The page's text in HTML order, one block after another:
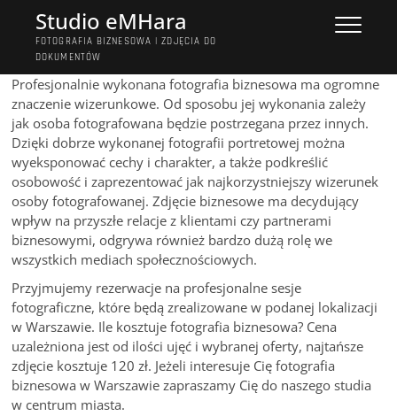
Studio eMHara
FOTOGRAFIA BIZNESOWA | ZDJĘCIA DO
DOKUMENTÓW
Profesjonalnie wykonana fotografia biznesowa ma ogromne
znaczenie wizerunkowe. Od sposobu jej wykonania zależy
jak osoba fotografowana będzie postrzegana przez innych.
Dzięki dobrze wykonanej fotografii portretowej można
wyeksponować cechy i charakter, a także podkreślić
osobowość i zaprezentować jak najkorzystniejszy wizerunek
osoby fotografowanej. Zdjęcie biznesowe ma decydujący
wpływ na przyszłe relacje z klientami czy partnerami
biznesowymi, odgrywa również bardzo dużą rolę we
wszystkich mediach społecznościowych.
Przyjmujemy rezerwacje na profesjonalne sesje
fotograficzne, które będą zrealizowane w podanej lokalizacji
w Warszawie. Ile kosztuje fotografia biznesowa? Cena
uzależniona jest od ilości ujęć i wybranej oferty, najtańsze
zdjęcie kosztuje 120 zł. Jeżeli interesuje Cię fotografia
biznesowa w Warszawie zapraszamy Cię do naszego studia
w centrum miasta.